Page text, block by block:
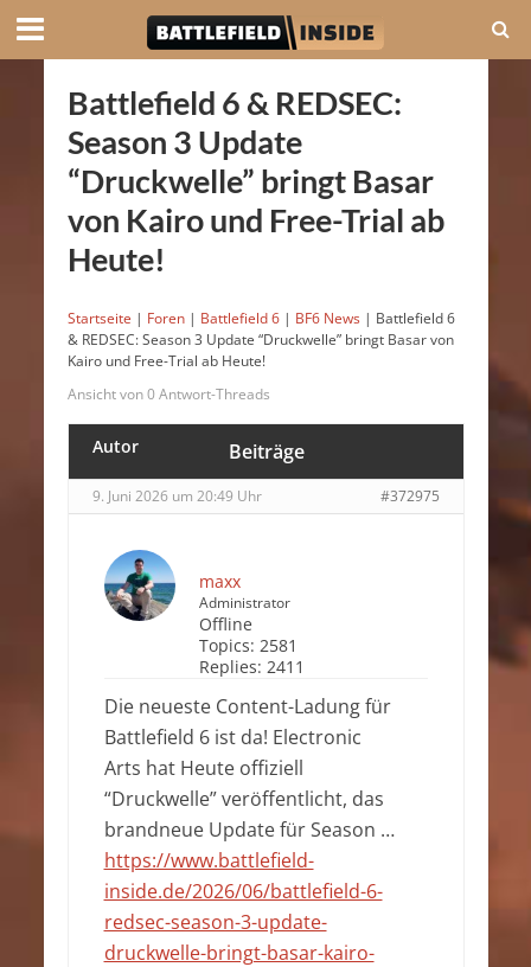
Battlefield 6 & REDSEC:
Season 3 Update
“Druckwelle” bringt Basar
von Kairo und Free-Trial ab
Heute!
Startseite | Foren | Battlefield 6 | BF6 News | Battlefield 6
& REDSEC: Season 3 Update “Druckwelle” bringt Basar von
Kairo und Free-Trial ab Heute!
Ansicht von 0 Antwort-Threads
Autor Beiträge
9. Juni 2026 um 20:49 Uhr #372975
maxx
Administrator
Offline
Topics: 2581
Replies: 2411
Die neueste Content-Ladung für
Battlefield 6 ist da! Electronic
Arts hat Heute offiziell
“Druckwelle” veröffentlicht, das
brandneue Update für Season …
https://www.battlefield-
inside.de/2026/06/battlefield-6-
redsec-season-3-update-
druckwelle-bringt-basar-kairo-